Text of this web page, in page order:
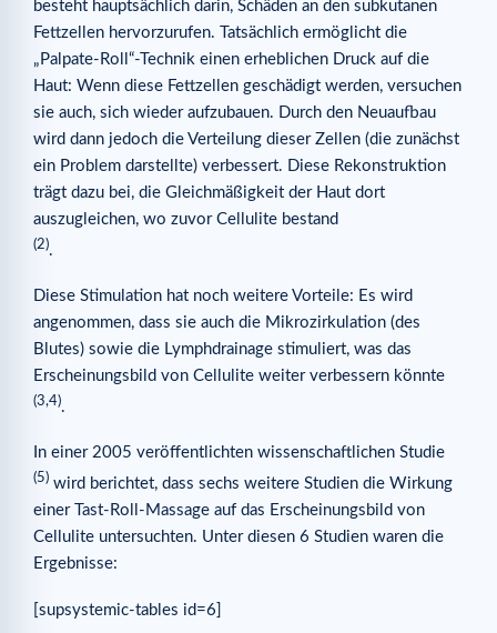
SPA, Thermalbäder und Thalassotherapien
Quellen und Referenzen
Zusätzliche Artikel
Im selben Thema
besteht hauptsächlich darin, Schäden an den subkutanen
Fettzellen hervorzurufen. Tatsächlich ermöglicht die
„Palpate-Roll“-Technik einen erheblichen Druck auf die
Haut: Wenn diese Fettzellen geschädigt werden, versuchen
sie auch, sich wieder aufzubauen. Durch den Neuaufbau
wird dann jedoch die Verteilung dieser Zellen (die zunächst
ein Problem darstellte) verbessert. Diese Rekonstruktion
trägt dazu bei, die Gleichmäßigkeit der Haut dort
auszugleichen, wo zuvor Cellulite bestand
(2).
Diese Stimulation hat noch weitere Vorteile: Es wird
angenommen, dass sie auch die Mikrozirkulation (des
Blutes) sowie die Lymphdrainage stimuliert, was das
Erscheinungsbild von Cellulite weiter verbessern könnte
(3,4).
In einer 2005 veröffentlichten wissenschaftlichen Studie
(5) wird berichtet, dass sechs weitere Studien die Wirkung
einer Tast-Roll-Massage auf das Erscheinungsbild von
Cellulite untersuchten. Unter diesen 6 Studien waren die
Ergebnisse:
[supsystemic-tables id=6]